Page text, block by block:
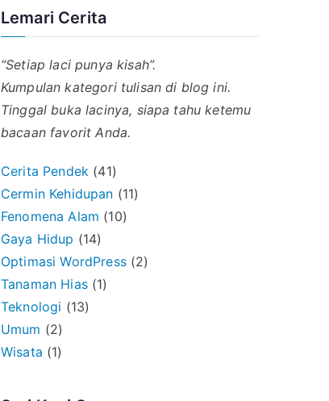
Lemari Cerita
“Setiap laci punya kisah”.
Kumpulan kategori tulisan di blog ini.
Tinggal buka lacinya, siapa tahu ketemu
bacaan favorit Anda.
Cerita Pendek (41)
Cermin Kehidupan (11)
Fenomena Alam (10)
Gaya Hidup (14)
Optimasi WordPress(2)
Tanaman Hias(1)
Teknologi (13)
Umum (2)
Wisata (1)